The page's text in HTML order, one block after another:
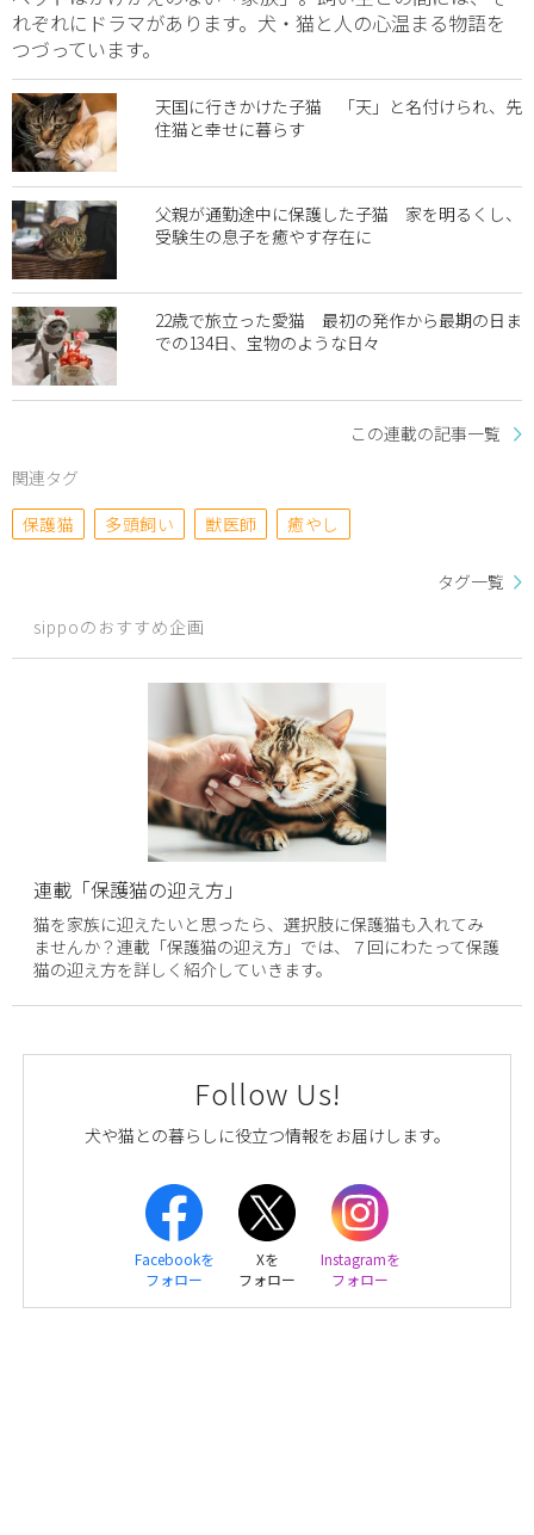
れぞれにドラマがあります。犬・猫と人の心温まる物語を
つづっています。
天国に行きかけた子猫 「天」と名付けられ、先
住猫と幸せに暮らす
父親が通勤途中に保護した子猫 家を明るくし、
受験生の息子を癒やす存在に
22歳で旅立った愛猫 最初の発作から最期の日ま
での134日、宝物のような日々
この連載の記事一覧
関連タグ
保護猫
多頭飼い 獣医師 癒やし
タグ一覧
sippoのおすすめ企画
連載「保護猫の迎え方」
猫を家族に迎えたいと思ったら、選択肢に保護猫も入れてみ
ませんか？連載「保護猫の迎え方」では、７回にわたって保護
猫の迎え方を詳しく紹介していきます。
Follow Us!
犬や猫との暮らしに役立つ情報をお届けします。
Facebookを
フォロー
Xを
フォロー
Instagramを
フォロー